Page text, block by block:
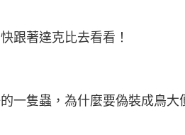
跟著達克比去看看！
一隻蟲，為什麼要偽裝成鳥大